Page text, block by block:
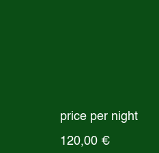
price per night
120,00 €